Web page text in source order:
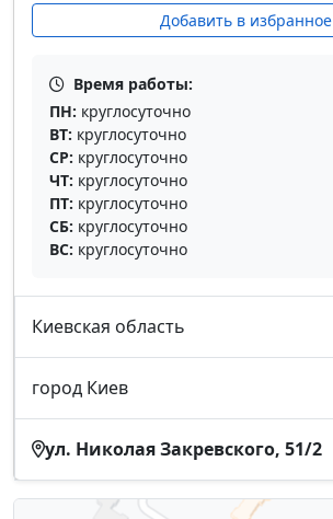
Добавить в избранное
Время работы:
ПН: круглосуточно
ВТ: круглосуточно
СР: круглосуточно
ЧТ: круглосуточно
ПТ: круглосуточно
СБ: круглосуточно
ВС: круглосуточно
Киевская область
город Киев
ул. Николая Закревского, 51/2